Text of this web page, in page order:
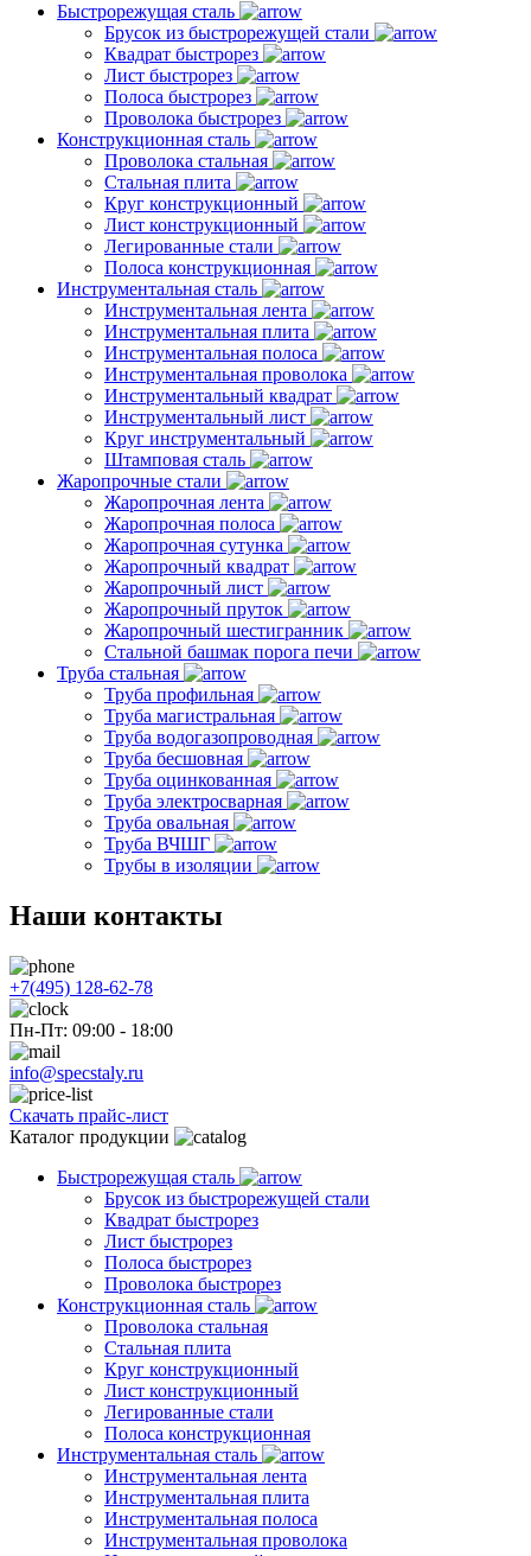
Быстрорежущая сталь
Брусок из быстрорежущей стали
Квадрат быстрорез
Лист быстрорез
Полоса быстрорез
Проволока быстрорез
Конструкционная сталь
Проволока стальная
Стальная плита
Круг конструкционный
Лист конструкционный
Легированные стали
Полоса конструкционная
Инструментальная сталь
Инструментальная лента
Инструментальная плита
Инструментальная полоса
Инструментальная проволока
Инструментальный квадрат
Инструментальный лист
Круг инструментальный
Штамповая сталь
Жаропрочные стали
Жаропрочная лента
Жаропрочная полоса
Жаропрочная сутунка
Жаропрочный квадрат
Жаропрочный лист
Жаропрочный пруток
Жаропрочный шестигранник
Стальной башмак порога печи
Труба стальная
Труба профильная
Труба магистральная
Труба водогазопроводная
Труба бесшовная
Труба оцинкованная
Труба электросварная
Труба овальная
Труба ВЧШГ
Трубы в изоляции
Наши контакты
+7(495) 128-62-78
Пн-Пт: 09:00 - 18:00
info@specstaly.ru
Скачать прайс-лист
Каталог продукции
Быстрорежущая сталь
Брусок из быстрорежущей стали
Квадрат быстрорез
Лист быстрорез
Полоса быстрорез
Проволока быстрорез
Конструкционная сталь
Проволока стальная
Стальная плита
Круг конструкционный
Лист конструкционный
Легированные стали
Полоса конструкционная
Инструментальная сталь
Инструментальная лента
Инструментальная плита
Инструментальная полоса
Инструментальная проволока